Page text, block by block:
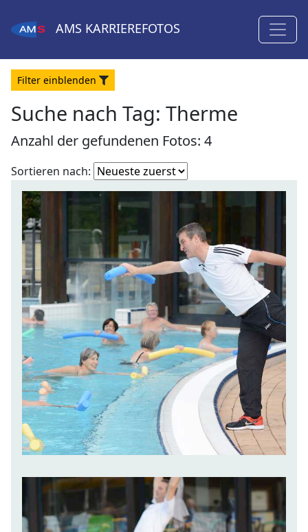
AMS KARRIEREFOTOS
Filter einblenden
Suche nach Tag: Therme
Anzahl der gefundenen Fotos: 4
Sortieren nach: